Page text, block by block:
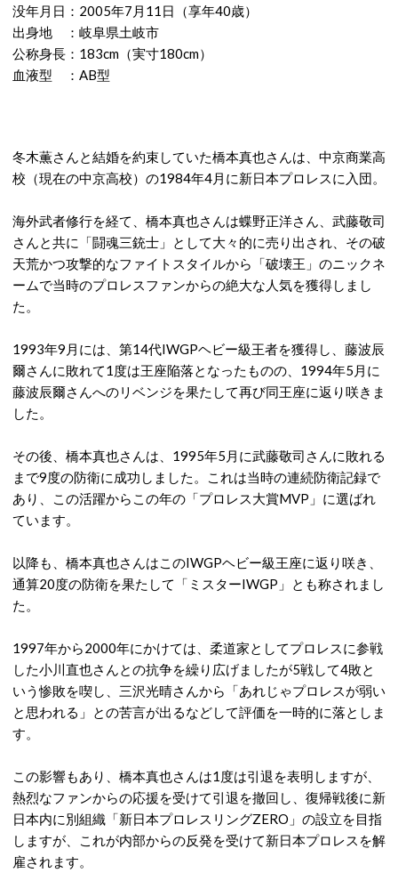
没年月日：2005年7月11日（享年40歳）
出身地 ：岐阜県土岐市
公称身長：183cm（実寸180cm）
血液型 ：AB型
冬木薫さんと結婚を約束していた橋本真也さんは、中京商業高
校（現在の中京高校）の1984年4月に新日本プロレスに入団。
海外武者修行を経て、橋本真也さんは蝶野正洋さん、武藤敬司
さんと共に「闘魂三銃士」として大々的に売り出され、その破
天荒かつ攻撃的なファイトスタイルから「破壊王」のニックネ
ームで当時のプロレスファンからの絶大な人気を獲得しまし
た。
1993年9月には、第14代IWGPヘビー級王者を獲得し、藤波辰
爾さんに敗れて1度は王座陥落となったものの、1994年5月に
藤波辰爾さんへのリベンジを果たして再び同王座に返り咲きま
した。
その後、橋本真也さんは、1995年5月に武藤敬司さんに敗れる
まで9度の防衛に成功しました。これは当時の連続防衛記録で
あり、この活躍からこの年の「プロレス大賞MVP」に選ばれ
ています。
以降も、橋本真也さんはこのIWGPヘビー級王座に返り咲き、
通算20度の防衛を果たして「ミスターIWGP」とも称されまし
た。
1997年から2000年にかけては、柔道家としてプロレスに参戦
した小川直也さんとの抗争を繰り広げましたが5戦して4敗と
いう惨敗を喫し、三沢光晴さんから「あれじゃプロレスが弱い
と思われる」との苦言が出るなどして評価を一時的に落としま
す。
この影響もあり、橋本真也さんは1度は引退を表明しますが、
熱烈なファンからの応援を受けて引退を撤回し、復帰戦後に新
日本内に別組織「新日本プロレスリングZERO」の設立を目指
しますが、これが内部からの反発を受けて新日本プロレスを解
雇されます。